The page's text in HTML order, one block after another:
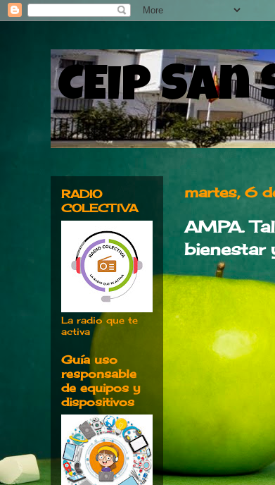
CEIP
martes, 6
AMPA.
bienestar
RADIO
COLECTIVA
La radio que te
activa
Guía uso
responsable
de equipos y
dispositivos